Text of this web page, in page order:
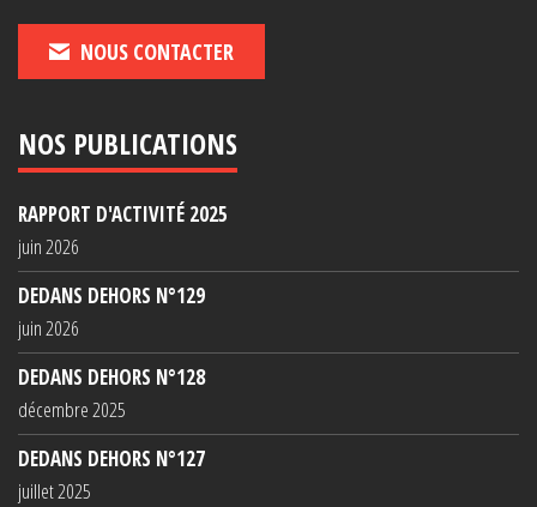
NOUS CONTACTER
NOS PUBLICATIONS
RAPPORT D'ACTIVITÉ 2025
juin 2026
DEDANS DEHORS N°129
juin 2026
DEDANS DEHORS N°128
décembre 2025
DEDANS DEHORS N°127
juillet 2025